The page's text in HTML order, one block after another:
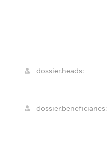
dossier.heads:
dossier.beneficiaries: